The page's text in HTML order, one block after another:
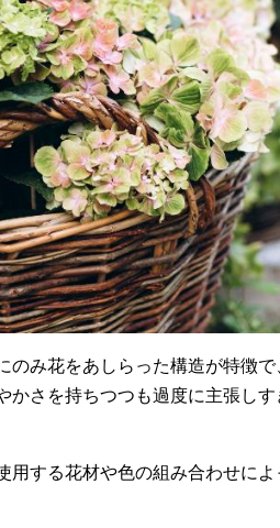
のみ花をあしらった構造が特徴
かさを持ちつつも過度に主張し
用する花材や色の組み合わせに